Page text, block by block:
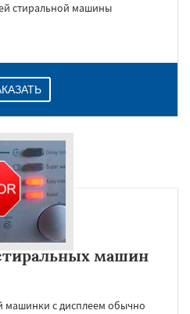
стиральной машины
машин
машинки с дисплеем обычно